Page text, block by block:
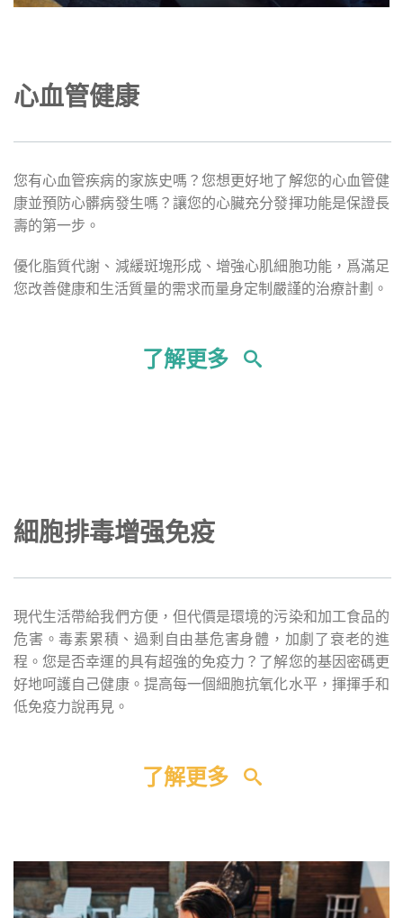
心血管健康
您有心血管疾病的家族史嗎？您想更好地了解您的心血管健
康並預防心髒病發生嗎？讓您的心臟充分發揮功能是保證長
壽的第一步。
優化脂質代謝、減緩斑塊形成、增強心肌細胞功能，爲滿足
您改善健康和生活質量的需求而量身定制嚴謹的治療計劃。
了解更多
細胞排毒增强免疫
現代生活帶給我們方便，但代價是環境的污染和加工食品的
危害。毒素累積、過剩自由基危害身體，加劇了衰老的進
程。您是否幸運的具有超強的免疫力？了解您的基因密碼更
好地呵護自己健康。提高每一個細胞抗氧化水平，揮揮手和
低免疫力說再見。
了解更多